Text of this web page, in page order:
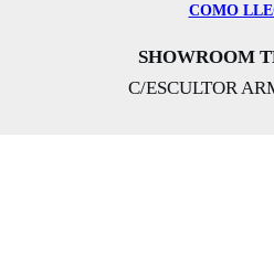
COMO
SHOWROOM
C/ESCULTOR